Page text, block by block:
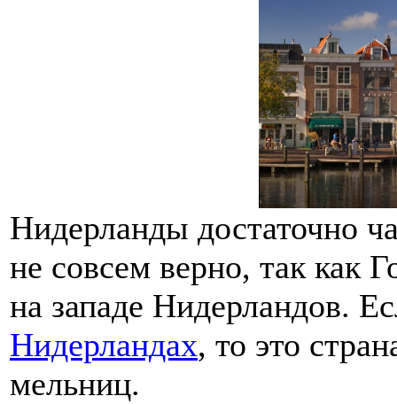
Нидерланды достаточно
не совсем верно, так как
на западе Нидерландов.
Нидерландах, то это
мельниц.